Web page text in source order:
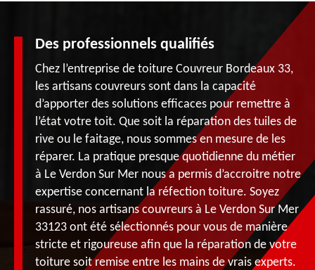
Des professionnels qualifiés
Chez l’entreprise de toiture Couvreur Bordeaux 33,
les artisans couvreurs sont dans la capacité
d’apporter des solutions efficaces pour remettre à
l’état votre toit. Que soit la réparation des tuiles de
rive ou le faitage, nous sommes en mesure de les
réparer. La pratique presque quotidienne du métier
à Le Verdon Sur Mer nous a permis d’accroitre notre
expertise concernant la réfection toiture. Soyez
rassuré, nos artisans couvreurs à Le Verdon Sur Mer
33123 ont été sélectionnés pour vous de manière
stricte et rigoureuse afin que la réparation de votre
toiture soit remise entre les mains de vrais experts.